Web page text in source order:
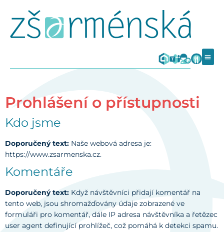
Prohlášení o přístupnosti
Kdo jsme
Doporučený text: Naše webová adresa je:
https://www.zsarmenska.cz.
Komentáře
Doporučený text: Když návštěvníci přidají komentář na
tento web, jsou shromažďovány údaje zobrazené ve
formuláři pro komentář, dále IP adresa návštěvníka a řetězec
user agent definující prohlížeč, což pomáhá k detekci spamu.